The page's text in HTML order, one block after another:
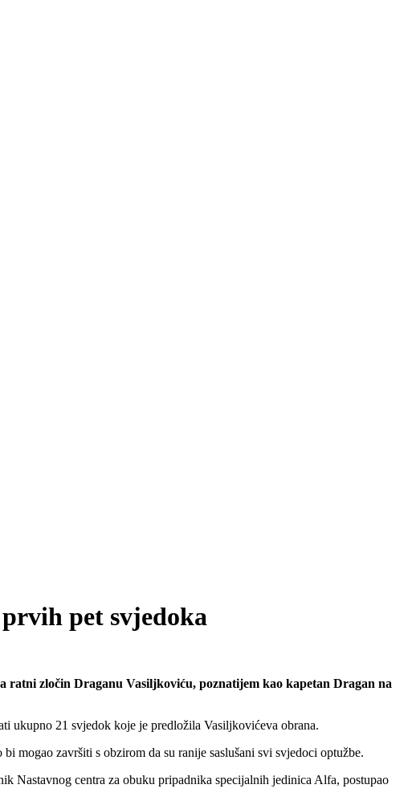
pet svjedoka
ratni zločin Draganu Vasiljkoviću, poznatijem kao kapetan Dragan na
ukupno 21 svjedok koje je predložila Vasiljkovićeva obrana.
mogao završiti s obzirom da su ranije saslušani svi svjedoci optužbe.
Nastavnog centra za obuku pripadnika specijalnih jedinica Alfa, postupao